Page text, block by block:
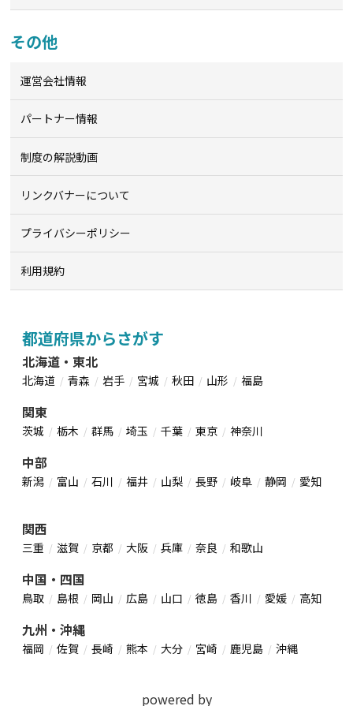
その他
運営会社情報
パートナー情報
制度の解説動画
リンクバナーについて
プライバシーポリシー
利用規約
都道府県からさがす
北海道・東北
北海道 青森 岩手 宮城 秋田 山形 福島
関東
茨城 栃木 群馬 埼玉 千葉 東京 神奈川
中部
新潟 富山 石川 福井 山梨 長野 岐阜 静岡 愛知
関西
三重 滋賀 京都 大阪 兵庫 奈良 和歌山
中国・四国
鳥取 島根 岡山 広島 山口 徳島 香川 愛媛 高知
九州・沖縄
福岡 佐賀 長崎 熊本 大分 宮崎 鹿児島 沖縄
powered by